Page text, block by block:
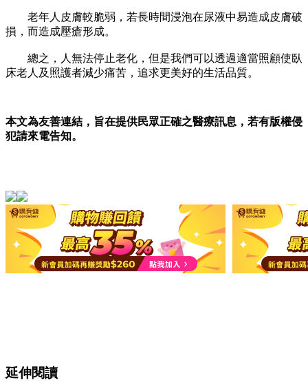
老年人皮膚較脆弱，若長時間浸泡在尿液中易造成皮膚破
損，而造成壓瘡形成。
總之，人無法停止老化，但是我們可以透過適當照顧使臥
床老人及照護者減少痛苦，追求更美好的生活品質。
本文為友善連結，旨在提供民眾正確之醫療訊息，若有版權侵
犯請來電告知。
延伸閱讀